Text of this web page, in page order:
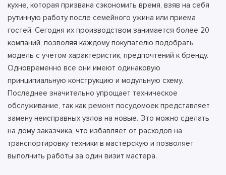
кухне, которая призвана сэкономить время, взяв на себя
рутинную работу после семейного ужина или приема
гостей. Сегодня их производством занимается более 20
компаний, позволяя каждому покупателю подобрать
модель с учетом характеристик, предпочтений к бренду.
Одновременно все они имеют одинаковую
принципиальную конструкцию и модульную схему.
Последнее значительно упрощает техническое
обслуживание, так как ремонт посудомоек представляет
замену неисправных узлов на новые. Это можно сделать
на дому заказчика, что избавляет от расходов на
транспортировку техники в мастерскую и позволяет
выполнить работы за один визит мастера.